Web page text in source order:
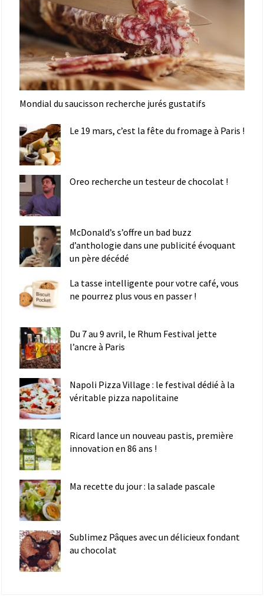
Mondial du saucisson recherche jurés gustatifs
Le 19 mars, c’est la fête du fromage à Paris !
Oreo recherche un testeur de chocolat !
McDonald’s s’offre un bad buzz
d’anthologie dans une publicité évoquant
un père décédé
La tasse intelligente pour votre café, vous
ne pourrez plus vous en passer !
Du 7 au 9 avril, le Rhum Festival jette
l’ancre à Paris
Napoli Pizza Village : le festival dédié à la
véritable pizza napolitaine
Ricard lance un nouveau pastis, première
innovation en 86 ans !
Ma recette du jour : la salade pascale
Sublimez Pâques avec un délicieux fondant
au chocolat